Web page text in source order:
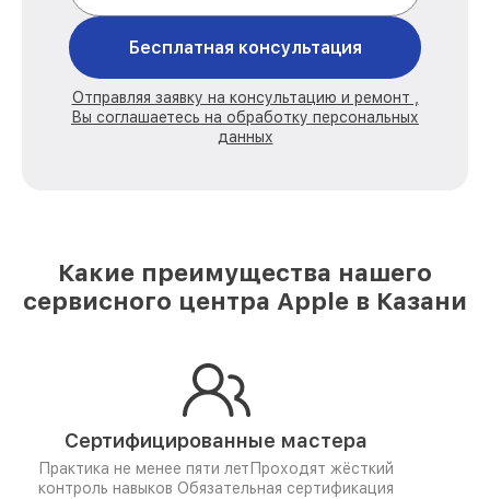
Бесплатная консультация
Отправляя заявку на консультацию и ремонт ,
Вы соглашаетесь на обработку персональных
данных
Какие преимущества нашего
сервисного центра Apple в Казани
Сертифицированные мастера
Практика не менее пяти лет Проходят жёсткий
контроль навыков Обязательная сертификация